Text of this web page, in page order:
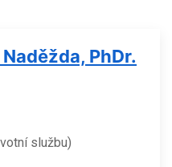
PhDr.
službu)